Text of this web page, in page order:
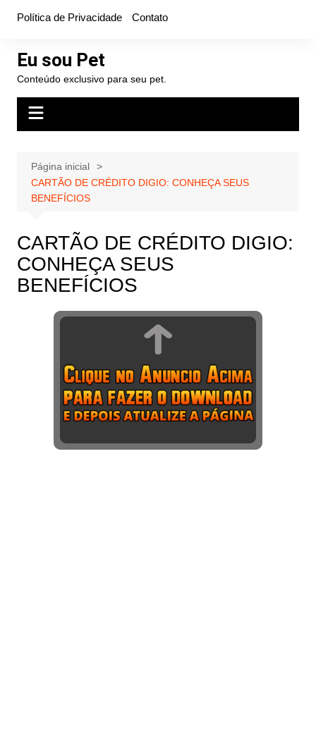
conteúdo
Política de Privacidade Contato
Eu sou Pet
Conteúdo exclusivo para seu pet.
Página inicial
CARTÃO DE CRÉDITO DIGIO: CONHEÇA SEUS
BENEFÍCIOS
CARTÃO DE CRÉDITO DIGIO:
CONHEÇA SEUS
BENEFÍCIOS